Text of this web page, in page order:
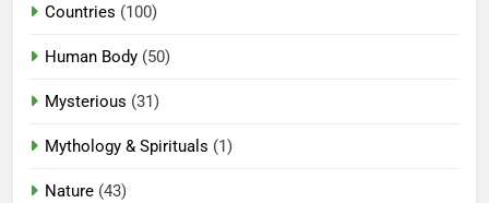
Countries (100)
Human Body (50)
Mysterious (31)
Mythology & Spirituals (1)
Nature (43)